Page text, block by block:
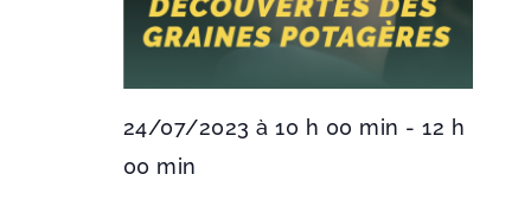
24/07/2023 à 10 h 00 min - 12 h
00 min